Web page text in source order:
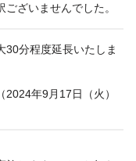
ざいませんでした。
30分程度延長いたしま
年9月17日（火）